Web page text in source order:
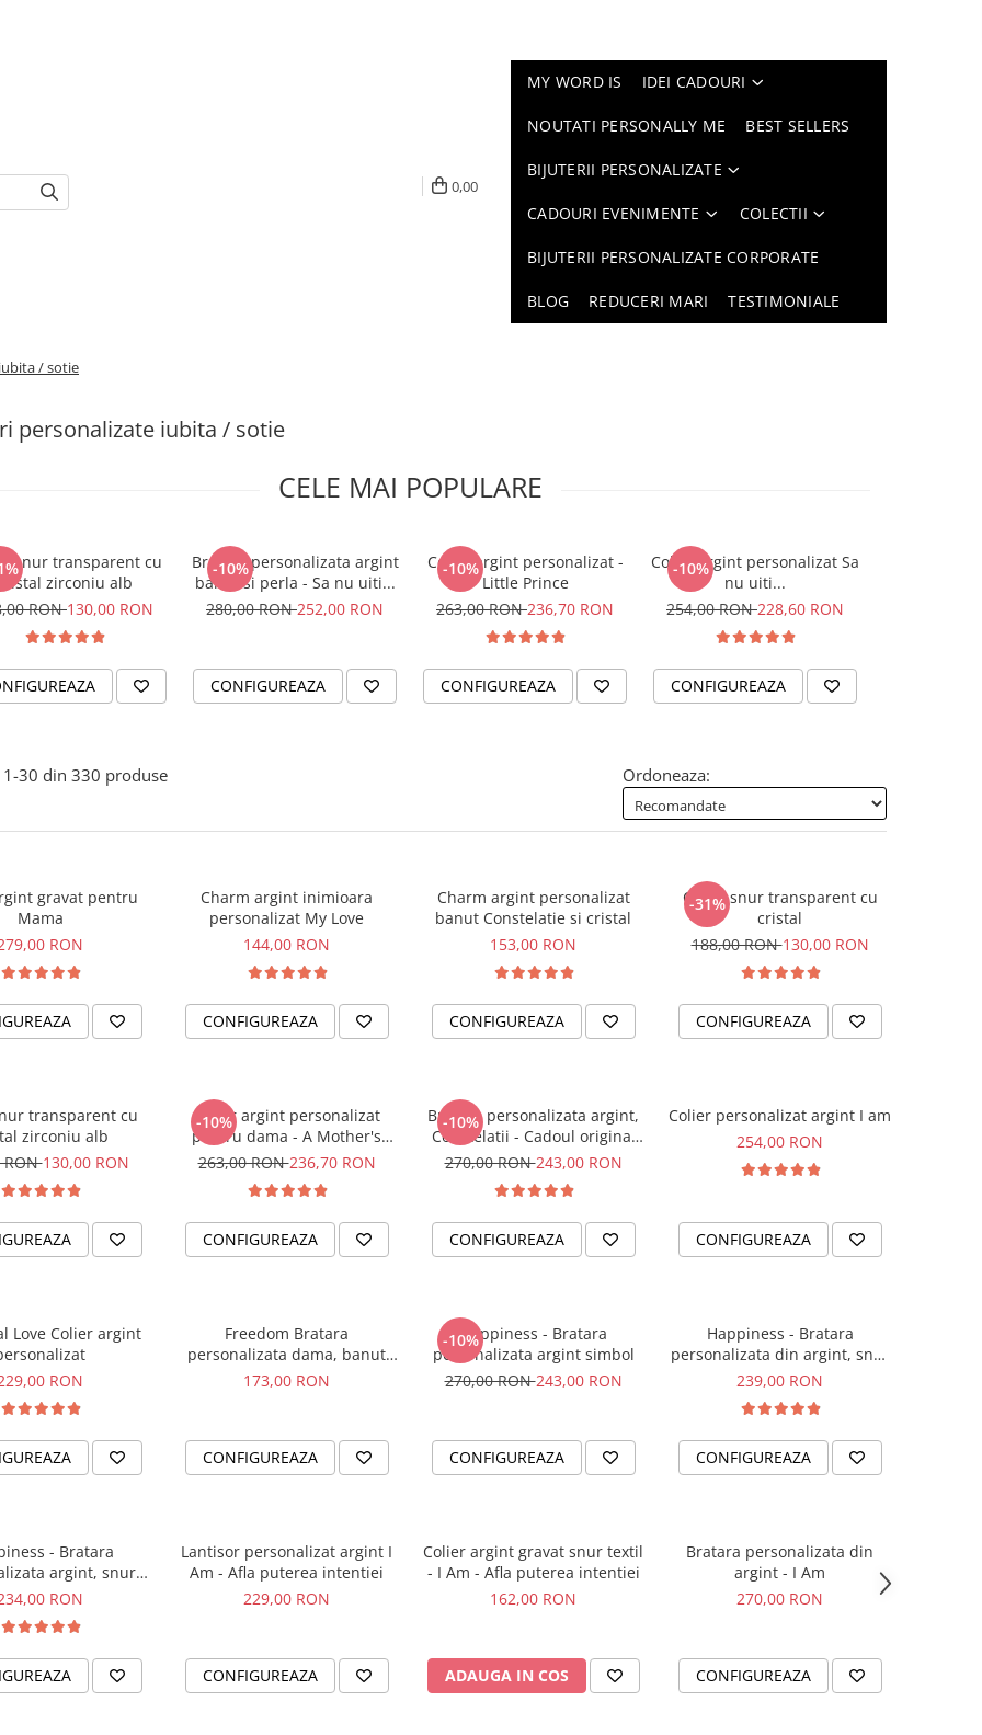
0,00
MY WORD IS IDEI CADOURI
NOUTATI PERSONALLY ME BEST SELLERS
BIJUTERII PERSONALIZATE
CADOURI EVENIMENTE COLECTII
BIJUTERII PERSONALIZATE CORPORATE
BLOG REDUCERI MARI TESTIMONIALE
/ sotie
personalizate iubita / sotie
CELE MAI POPULARE
snur transparent cu
cristal zirconiu alb
RON130,00 RON
-10%
Bratara personalizata argint
banut si perla - Sa nu uiti...
280,00 RON252,00 RON
CONFIGUREAZA
-10%
Colier argint personalizat -
Little Prince
263,00 RON236,70 RON
CONFIGUREAZA
-10%
Colier argint personalizat Sa
nu uiti...
254,00 RON228,60 RON
CONFIGUREAZA
1-30 din 330 produse Ordoneaza:
gravat pentru
Mama
RON
Charm argint inimioara
personalizat My Love
144,00 RON
CONFIGUREAZA
Charm argint personalizat
banut Constelatie si cristal
153,00 RON
CONFIGUREAZA
-31%
Colier snur transparent cu
cristal
188,00 RON130,00 RON
CONFIGUREAZA
transparent cu
zirconiu alb
RON130,00 RON
-10%
Colier argint personalizat
pentru dama - A Mother's
Love
263,00 RON236,70 RON
CONFIGUREAZA
-10%
Bratara personalizata argint,
Constelatii - Cadoul original
pentru sora sau prietena ta
270,00 RON243,00 RON
CONFIGUREAZA
Colier personalizat argint I am
254,00 RON
CONFIGUREAZA
Love Colier argint
RON
Freedom Bratara
personalizata dama, banut
argint, snur reglabil
173,00 RON
CONFIGUREAZA
-10%Happiness - Bratara
personalizata argint simbol
270,00 RON243,00 RON
CONFIGUREAZA
Happiness - Bratara
personalizata din argint, snur
dublu piele, simbol
239,00 RON
CONFIGUREAZA
- Bratara
argint, snur
piele simbol
RON
Lantisor personalizat argint I
Am - Afla puterea intentiei
229,00 RON
CONFIGUREAZA
Colier argint gravat snur textil
- I Am - Afla puterea intentiei
162,00 RON
ADAUGA IN COS
Bratara personalizata din
argint - I Am
270,00 RON
CONFIGUREAZA